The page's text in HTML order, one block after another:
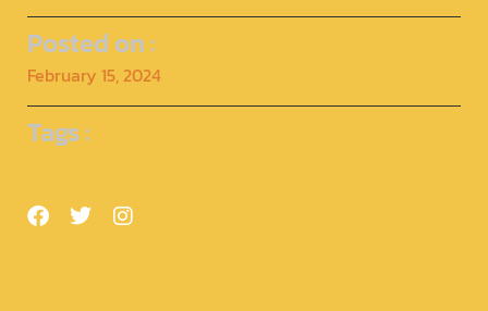
Posted on :
February 15, 2024
Tags :